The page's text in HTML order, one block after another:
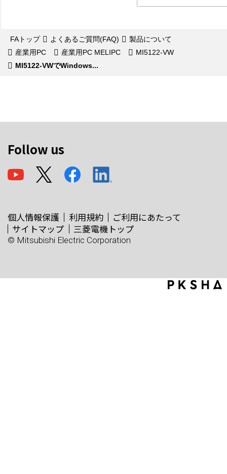
FAトップ よくあるご質問(FAQ)
製品について
産業用PC
産業用PC MELIPC
MI5122-VW
MI5122-VWでWindows...
Follow us
個人情報保護 利用規約
ご利用にあたって
サイトマップ
三菱電機トップ
© Mitsubishi Electric Corporation